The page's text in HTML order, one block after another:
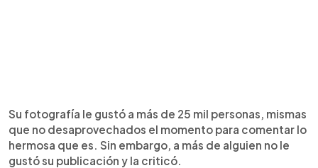
Su fotografía le gustó a más de 25 mil personas, mismas
que no desaprovechados el momento para comentar lo
hermosa que es. Sin embargo, a más de alguien no le
gustó su publicación y la criticó.